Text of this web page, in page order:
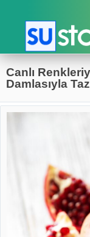
Canlı
Damlasıyla